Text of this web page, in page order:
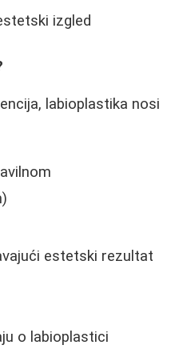
izgled
labioplastika nosi
estetski rezultat
o labioplastici